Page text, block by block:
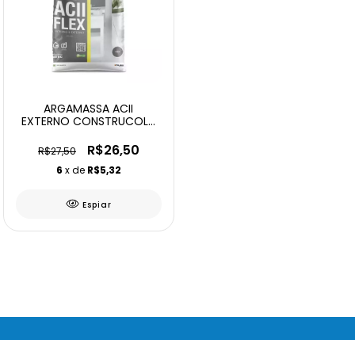
ARGAMASSA ACII
EXTERNO CONSTRUCOLA
R$27,50 R$26,50
6 x de R$5,32
Espiar